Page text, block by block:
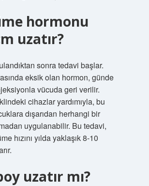
hormonu
uzatır?
sonra tedavi başlar.
eksik olan hormon, günde
vücuda geri verilir.
cihazlar yardımıyla, bu
dışarıdan herhangi bir
uygulanabilir. Bu tedavi,
hızını yılda yaklaşık 8-10
uzatır mı?